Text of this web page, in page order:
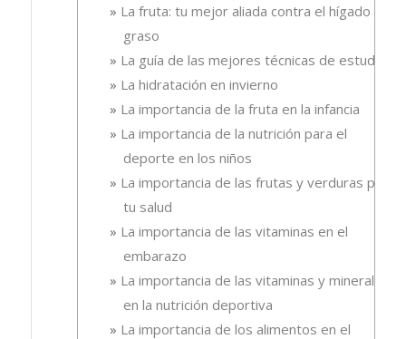
La fruta: tu mejor aliada contra el hígado
graso
La guía de las mejores técnicas de estudio
La hidratación en invierno
La importancia de la fruta en la infancia
La importancia de la nutrición para el
deporte en los niños
La importancia de las frutas y verduras para
tu salud
La importancia de las vitaminas en el
embarazo
La importancia de las vitaminas y minerales
en la nutrición deportiva
La importancia de los alimentos en el